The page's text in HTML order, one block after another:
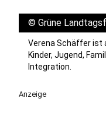
© Grüne
Verena Schäffer ist
Kinder, Jugend,
Integration.
Anzeige